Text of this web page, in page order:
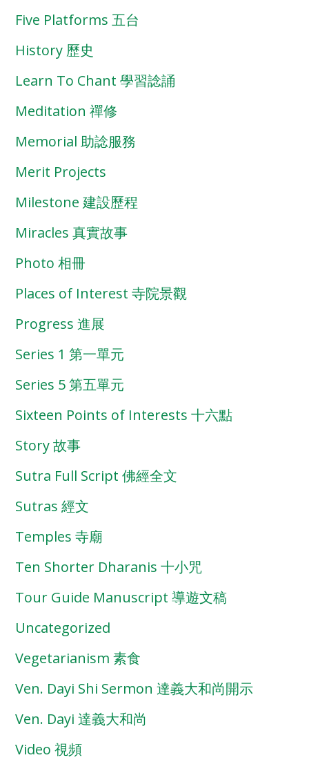
Five Platforms 五台
History 歷史
Learn To Chant 學習諗誦
Meditation 禪修
Memorial 助諗服務
Merit Projects
Milestone 建設歷程
Miracles 真實故事
Photo 相冊
Places of Interest 寺院景觀
Progress 進展
Series 1 第一單元
Series 5 第五單元
Sixteen Points of Interests 十六點
Story 故事
Sutra Full Script 佛經全文
Sutras 經文
Temples 寺廟
Ten Shorter Dharanis 十小咒
Tour Guide Manuscript 導遊文稿
Uncategorized
Vegetarianism 素食
Ven. Dayi Shi Sermon 達義大和尚開示
Ven. Dayi 達義大和尚
Video 視頻